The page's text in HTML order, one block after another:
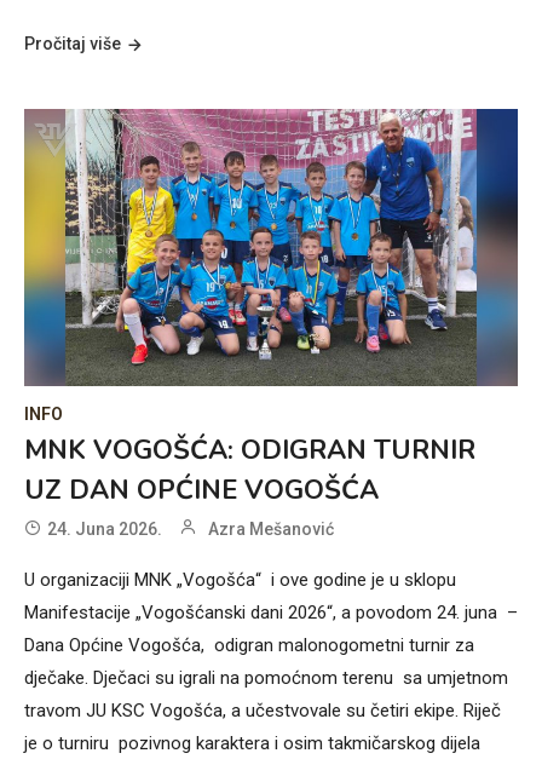
Pročitaj više
INFO
MNK VOGOŠĆA: ODIGRAN TURNIR
UZ DAN OPĆINE VOGOŠĆA
24. Juna 2026. Azra Mešanović
U organizaciji MNK „Vogošća“ i ove godine je u sklopu
Manifestacije „Vogošćanski dani 2026“, a povodom 24. juna –
Dana Općine Vogošća, odigran malonogometni turnir za
dječake. Dječaci su igrali na pomoćnom terenu sa umjetnom
travom JU KSC Vogošća, a učestvovale su četiri ekipe. Riječ
je o turniru pozivnog karaktera i osim takmičarskog dijela